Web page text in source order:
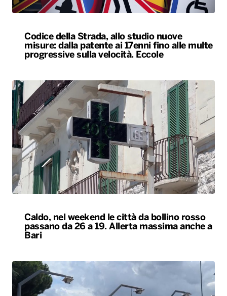
Codice della Strada, allo studio nuove
misure: dalla patente ai 17enni fino alle multe
progressive sulla velocità. Eccole
Caldo, nel weekend le città da bollino rosso
passano da 26 a 19. Allerta massima anche a
Bari